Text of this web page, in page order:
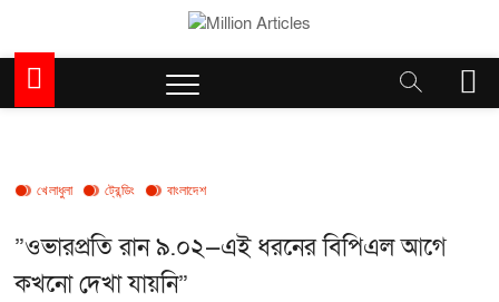
contentMillion Articles
M
e
খেলাধুলা ট্রেন্ডিং বাংলাদেশ
”ওভারপ্রতি রান ৯.০২—এই ধরনের বিপিএল আগে
কখনো দেখা যায়নি”